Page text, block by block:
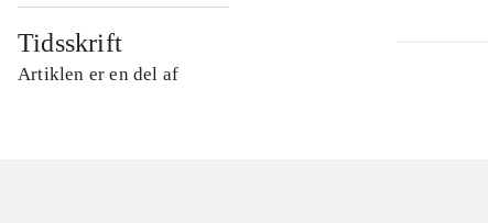
Tidsskrift
Artiklen er en del af